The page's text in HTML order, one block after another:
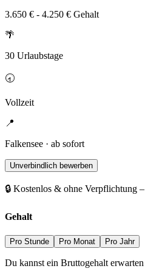
3.650 € - 4.250 € Gehalt
🌴
30 Urlaubstage
🕣
Vollzeit
📍
Falkensee · ab sofort
Unverbindlich bewerben
🔒 Kostenlos & ohne Verpflichtung
Gehalt
Pro Stunde Pro Monat Pro Jahr
Du kannst ein Bruttogehalt